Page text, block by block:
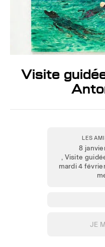
Visite
LES
8
, Visite
mardi 4
JE